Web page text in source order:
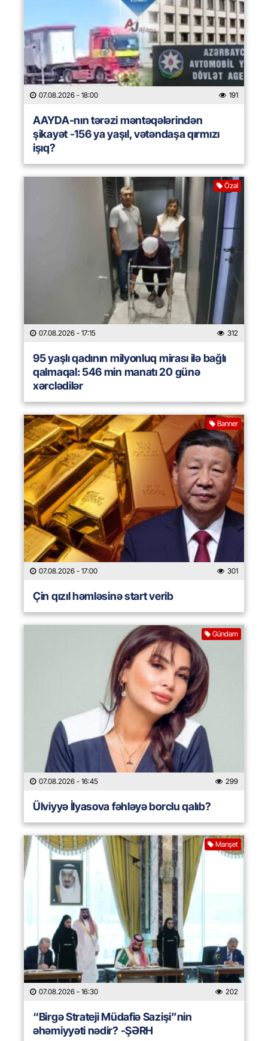
07.08.2026 - 18:00 191
AAYDA-nın tərəzi məntəqələrindən
şikayət -156 ya yaşıl, vətəndaşa qırmızı
işıq?
Özəl
07.08.2026 - 17:15 312
95 yaşlı qadının milyonluq mirası ilə bağlı
qalmaqal: 546 min manatı 20 günə
xərclədilər
Banner
07.08.2026 - 17:00 301
Çin qızıl həmləsinə start verib
Gündəm
07.08.2026 - 16:45 299
Ülviyyə İlyasova fəhləyə borclu qalıb?
Manşet
07.08.2026 - 16:30 202
“Birgə Strateji Müdafiə Sazişi”nin
əhəmiyyəti nədir? -ŞƏRH